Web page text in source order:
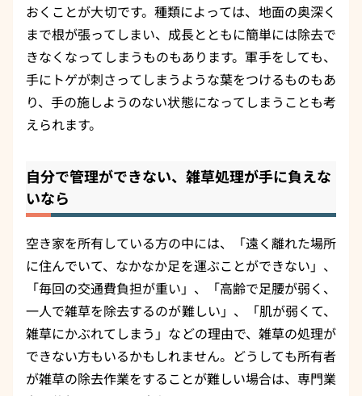
おくことが大切です。種類によっては、地面の奥深く
まで根が張ってしまい、成長とともに簡単には除去で
きなくなってしまうものもあります。軍手をしても、
手にトゲが刺さってしまうような葉をつけるものもあ
り、手の施しようのない状態になってしまうことも考
えられます。
自分で管理ができない、雑草処理が手に負えな
いなら
空き家を所有している方の中には、「遠く離れた場所
に住んでいて、なかなか足を運ぶことができない」、
「毎回の交通費負担が重い」、「高齢で足腰が弱く、
一人で雑草を除去するのが難しい」、「肌が弱くて、
雑草にかぶれてしまう」などの理由で、雑草の処理が
できない方もいるかもしれません。どうしても所有者
が雑草の除去作業をすることが難しい場合は、専門業